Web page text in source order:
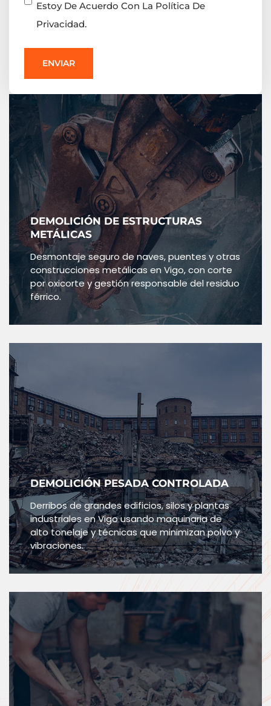
Estoy De Acuerdo Con La Política De
Privacidad.
DEMOLICIÓN DE ESTRUCTURAS
METÁLICAS
Desmontaje seguro de naves, puentes y otras
construcciones metálicas en Vigo, con corte
por oxicorte y gestión responsable del residuo
férrico.
DEMOLICIÓN PESADA CONTROLADA
Derribos de grandes edificios, silos y plantas
industriales en Vigo usando maquinaria de
alto tonelaje y técnicas que minimizan polvo y
vibraciones.